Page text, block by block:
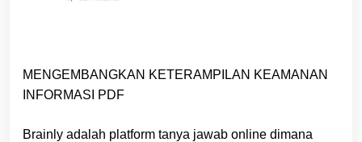
MENGEMBANGKAN KETERAMPILAN KEAMANAN
INFORMASI PDF
Brainly adalah platform tanya jawab online dimana